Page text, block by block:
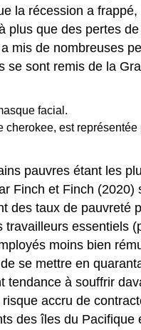
la récession a
que des pertes
mis de nombreuses
sont remis de la
est
pauvres étant les
Finch et Finch
taux de pauvreté
essentiels
moins bien
se mettre en
à souffrir
accru de
des îles du